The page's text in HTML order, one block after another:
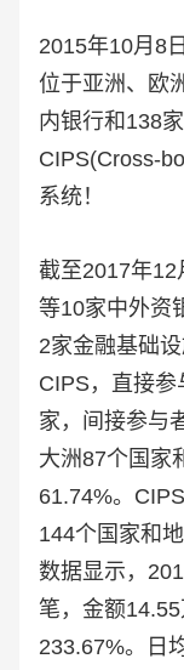
2015年10月8
位于亚洲、欧
内银行和138
CIPS(Cross-
系统！
截至2017年
等10家中外资
2家金融基础
CIPS，直接
家，间接参与
大洲87个国家
61.74%。
144个国家和
数据显示，
笔，金额
233.67%。日